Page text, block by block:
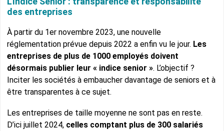
des entreprises
À partir du 1er novembre 2023, une nouvelle
réglementation prévue depuis 2022 a enfin vu le jour. Les
entreprises de plus de 1000 employés doivent
désormais publier leur « indice senior ». L’objectif ?
Inciter les sociétés à embaucher davantage de seniors et à
être transparentes à ce sujet.
Les entreprises de taille moyenne ne sont pas en reste.
D’ici juillet 2024, celles comptant plus de 300 salariés